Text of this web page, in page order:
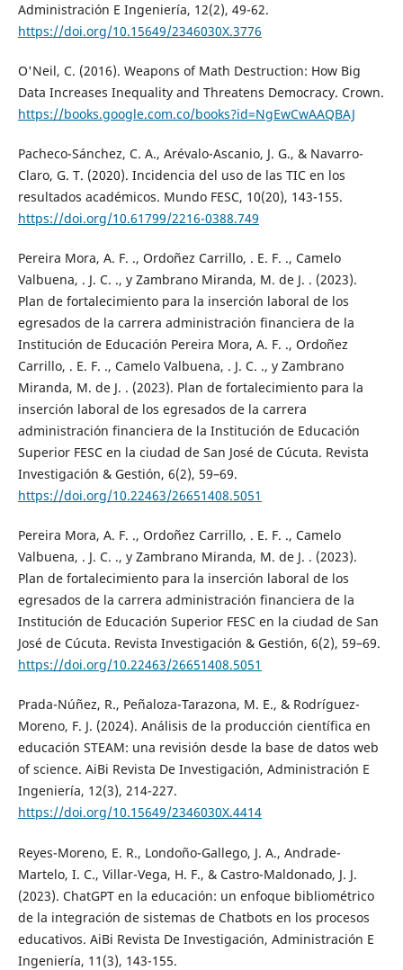
Administración E Ingeniería, 12(2), 49-62.
https://doi.org/10.15649/2346030X.3776
O'Neil, C. (2016). Weapons of Math Destruction: How Big
Data Increases Inequality and Threatens Democracy. Crown.
https://books.google.com.co/books?id=NgEwCwAAQBAJ
Pacheco-Sánchez, C. A., Arévalo-Ascanio, J. G., & Navarro-
Claro, G. T. (2020). Incidencia del uso de las TIC en los
resultados académicos. Mundo FESC, 10(20), 143-155.
https://doi.org/10.61799/2216-0388.749
Pereira Mora, A. F. ., Ordoñez Carrillo, . E. F. ., Camelo
Valbuena, . J. C. ., y Zambrano Miranda, M. de J. . (2023).
Plan de fortalecimiento para la inserción laboral de los
egresados de la carrera administración financiera de la
Institución de Educación Pereira Mora, A. F. ., Ordoñez
Carrillo, . E. F. ., Camelo Valbuena, . J. C. ., y Zambrano
Miranda, M. de J. . (2023). Plan de fortalecimiento para la
inserción laboral de los egresados de la carrera
administración financiera de la Institución de Educación
Superior FESC en la ciudad de San José de Cúcuta. Revista
Investigación & Gestión, 6(2), 59–69.
https://doi.org/10.22463/26651408.5051
Pereira Mora, A. F. ., Ordoñez Carrillo, . E. F. ., Camelo
Valbuena, . J. C. ., y Zambrano Miranda, M. de J. . (2023).
Plan de fortalecimiento para la inserción laboral de los
egresados de la carrera administración financiera de la
Institución de Educación Superior FESC en la ciudad de San
José de Cúcuta. Revista Investigación & Gestión, 6(2), 59–69.
https://doi.org/10.22463/26651408.5051
Prada-Núñez, R., Peñaloza-Tarazona, M. E., & Rodríguez-
Moreno, F. J. (2024). Análisis de la producción científica en
educación STEAM: una revisión desde la base de datos web
of science. AiBi Revista De Investigación, Administración E
Ingeniería, 12(3), 214-227.
https://doi.org/10.15649/2346030X.4414
Reyes-Moreno, E. R., Londoño-Gallego, J. A., Andrade-
Martelo, I. C., Villar-Vega, H. F., & Castro-Maldonado, J. J.
(2023). ChatGPT en la educación: un enfoque bibliométrico
de la integración de sistemas de Chatbots en los procesos
educativos. AiBi Revista De Investigación, Administración E
Ingeniería, 11(3), 143-155.